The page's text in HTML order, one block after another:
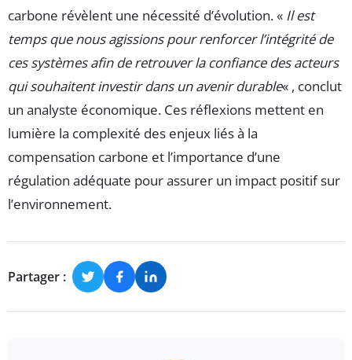
carbone révèlent une nécessité d’évolution. « Il est
temps que nous agissions pour renforcer l’intégrité de
ces systèmes afin de retrouver la confiance des acteurs
qui souhaitent investir dans un avenir durable« , conclut
un analyste économique. Ces réflexions mettent en
lumière la complexité des enjeux liés à la
compensation carbone et l’importance d’une
régulation adéquate pour assurer un impact positif sur
l’environnement.
Partager :